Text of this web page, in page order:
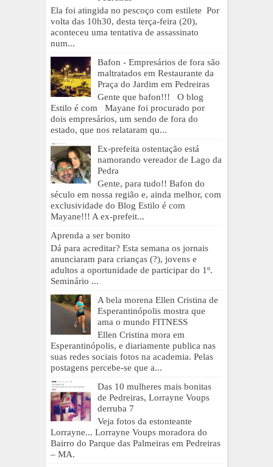
Ela foi atingida no pescoço com estilete Por
volta das 10h30, desta terça-feira (20),
aconteceu uma tentativa de assassinato
num...
Bafon - Empresários de fora são
maltratados em Restaurante da
Praça do Jardim em Pedreiras
Gente que bafon!!! O blog
Estilo é com Mayane foi procurado por
dois empresários, um sendo de fora do
estado, que nos relataram qu...
Ex-prefeita ostentação está
namorando vereador de Lago da
Pedra
Gente, para tudo!! Bafon do
século em nossa região e, ainda melhor, com
exclusividade do Blog Estilo é com
Mayane!!! A ex-prefeit...
Aprenda a ser bonito
Dá para acreditar? Esta semana os jornais
anunciaram para crianças (?), jovens e
adultos a oportunidade de participar do 1º.
Seminário ...
A bela morena Ellen Cristina de
Esperantinópolis mostra que
ama o mundo FITNESS
Ellen Cristina mora em
Esperantinópolis, e diariamente publica nas
suas redes sociais fotos na academia. Pelas
postagens percebe-se que a...
Das 10 mulheres mais bonitas
de Pedreiras, Lorrayne Voups
derruba 7
Veja fotos da estonteante
Lorrayne... Lorrayne Voups moradora do
Bairro do Parque das Palmeiras em Pedreiras
– MA.